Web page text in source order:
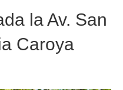
la Av. San
Caroya